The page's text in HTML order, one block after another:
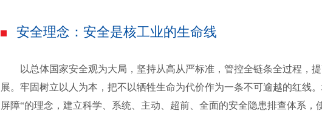
安全理念：安全是核工业的生命线
以总体国家安全观为大局，坚持从高从严标准，管控全链条全过程，
展。牢固树立以人为本，把不以牺牲生命为代价作为一条不可逾越的红线
屏障“的理念，建立科学、系统、主动、超前、全面的安全隐患排查体系，